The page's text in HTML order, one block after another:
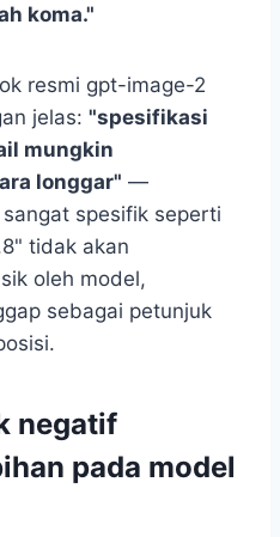
koma."
resmi gpt-image-2
jelas: "spesifikasi
mungkin
longgar" —
spesifik seperti
tidak akan
oleh model,
sebagai petunjuk
negatif
pada model